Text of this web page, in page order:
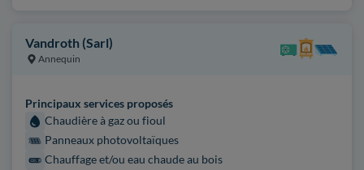
Vandroth (Sarl)
Annequin
Principaux services proposés
Chaudière à gaz ou fioul
Panneaux photovoltaïques
Chauffage et/ou eau chaude au bois